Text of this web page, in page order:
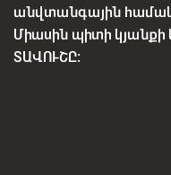
անվտանգային
Միասին պիտի կյանքի
ՏԱՎՈՒՇԸ: